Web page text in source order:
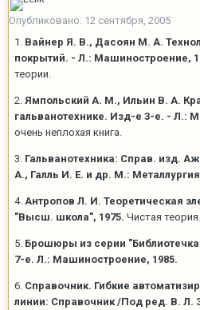
Опубликовано: 12 сентября, 2005
1. Вайнер Я. В., Дасоян М. А.
покрытий. - Л.: Машиностроение,
теории.
2. Ямпольский А. М., Ильин В. А.
гальванотехнике. Изд-е 3-е. - Л.:
очень неплохая книга.
3. Гальванотехника: Справ. изд.
А., Галль И. Е. и др. М.:
4. Антропов Л. И. Теоретическая
"Высш. школа", 1975. Чистая теория.
5. Брошюры из серии
7-е. Л.: Машиностроение, 1985.
6. Справочник. Гибкие
линии: Справочник /Под ред. В. Л.